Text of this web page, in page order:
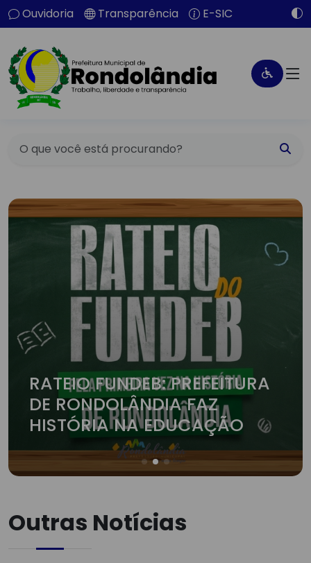
Ouvidoria Transparência E-SIC
RATEIO FUNDEB: PREFEITURA
DE RONDOLÂNDIA FAZ
HISTÓRIA NA EDUCAÇÃO
Outras Notícias